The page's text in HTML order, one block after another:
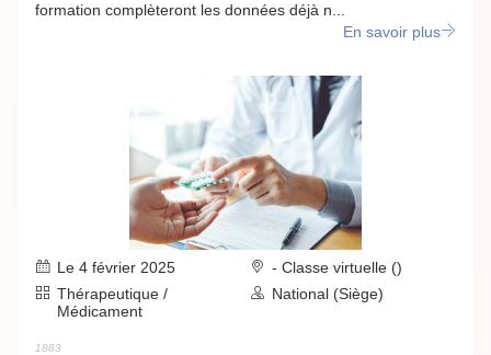
formation complèteront les données déjà n...
En savoir plus
Le 4 février 2025
- Classe virtuelle ()
Thérapeutique /
Médicament
National (Siège)
1883